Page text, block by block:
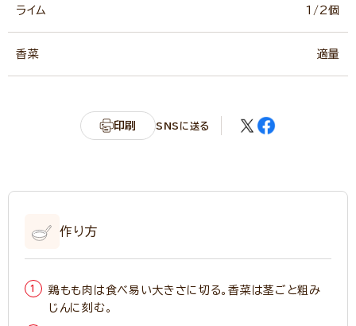
ライム 1/2個
香菜 適量
印刷 SNSに送る
作り方
鶏もも肉は食べ易い大きさに切る。香菜は茎ごと粗み
じんに刻む。